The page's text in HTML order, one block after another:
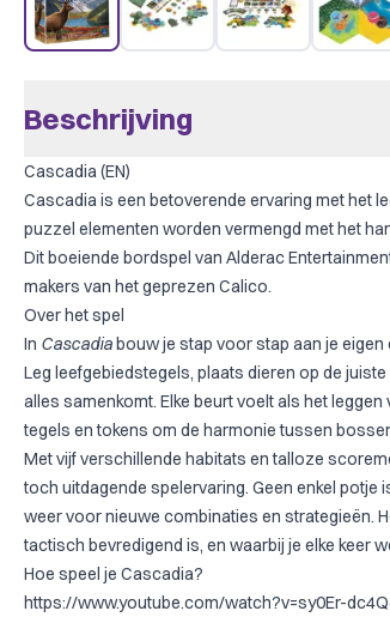
Beschrijving
Cascadia (EN)
Cascadia is een betoverende ervaring met het
puzzel elementen worden vermengd met het
Dit boeiende bordspel van Alderac
makers van het geprezen Calico.
Over het spel
In Cascadiabouw je stap voor stap aan je
Leg leefgebiedstegels, plaats dieren op de
alles samenkomt. Elke beurt voelt als het
tegels en tokens om de harmonie tussen
Met vijf verschillende habitats en talloze
toch uitdagende spelervaring. Geen enkel
weer voor nieuwe combinaties en strategieën.
tactisch bevredigend is, en waarbij je elke keer
Hoe speel je Cascadia?
https://www.youtube.com/watch?v=sy0Er-